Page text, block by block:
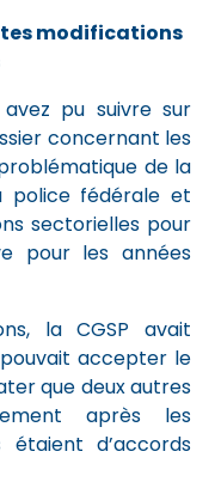
modifications
pu suivre sur
concernant les
de la
police fédérale et
sectorielles pour
pour les années
la CGSP avait
pouvait accepter le
que deux autres
après les
étaient d’accords